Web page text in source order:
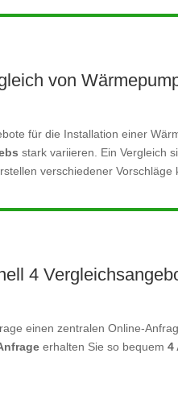
von
für die Installation einer
stark variieren. Ein Vergleich
verschiedener
4
einen zentralen Online-
erhalten Sie so bequem 4